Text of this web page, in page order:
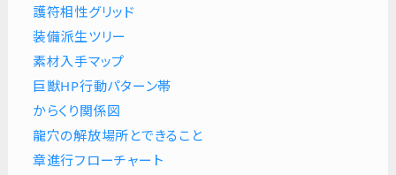
護符相性グリッド
装備派生ツリー
素材入手マップ
巨獣HP行動パターン帯
からくり関係図
龍穴の解放場所とできること
章進行フローチャート